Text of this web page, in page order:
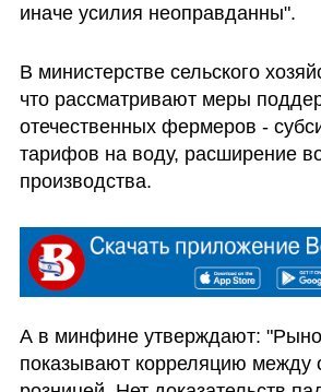
иначе усилия неоправданны".
В министерстве сельского
что рассматривают меры
отечественных фермеров -
тарифов на воду, расширение
производства.
А в минфине утверждают:
показывают корреляцию между